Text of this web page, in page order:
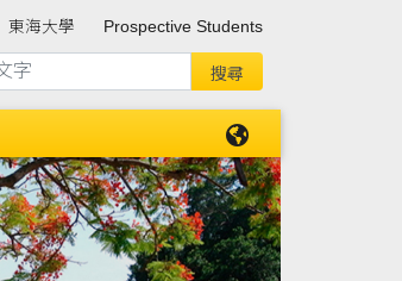
東海大學 Prospective Students